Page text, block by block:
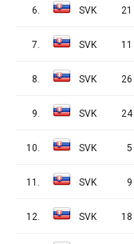
6. SVK 21
7. SVK 11
8. SVK 26
9. SVK 24
10. SVK 5
11. SVK 9
12. SVK 18